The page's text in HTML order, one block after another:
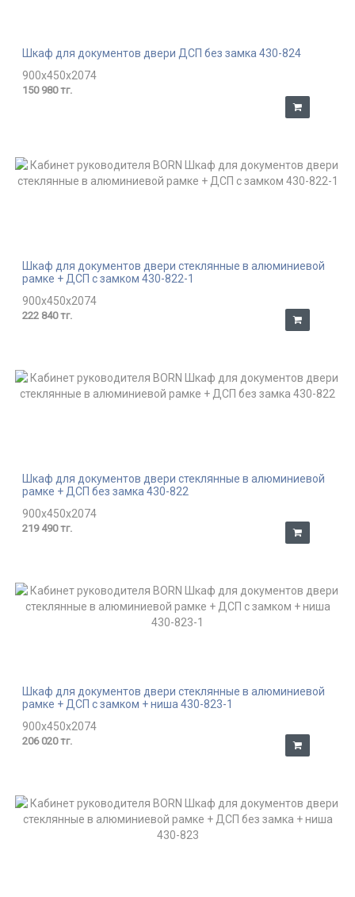
Шкаф для документов двери ДСП без замка 430-824
900x450x2074
150 980 тг.
Шкаф для документов двери стеклянные в алюминиевой
рамке + ДСП с замком 430-822-1
900x450x2074
222 840 тг.
Шкаф для документов двери стеклянные в алюминиевой
рамке + ДСП без замка 430-822
900x450x2074
219 490 тг.
Шкаф для документов двери стеклянные в алюминиевой
рамке + ДСП с замком + ниша 430-823-1
900x450x2074
206 020 тг.